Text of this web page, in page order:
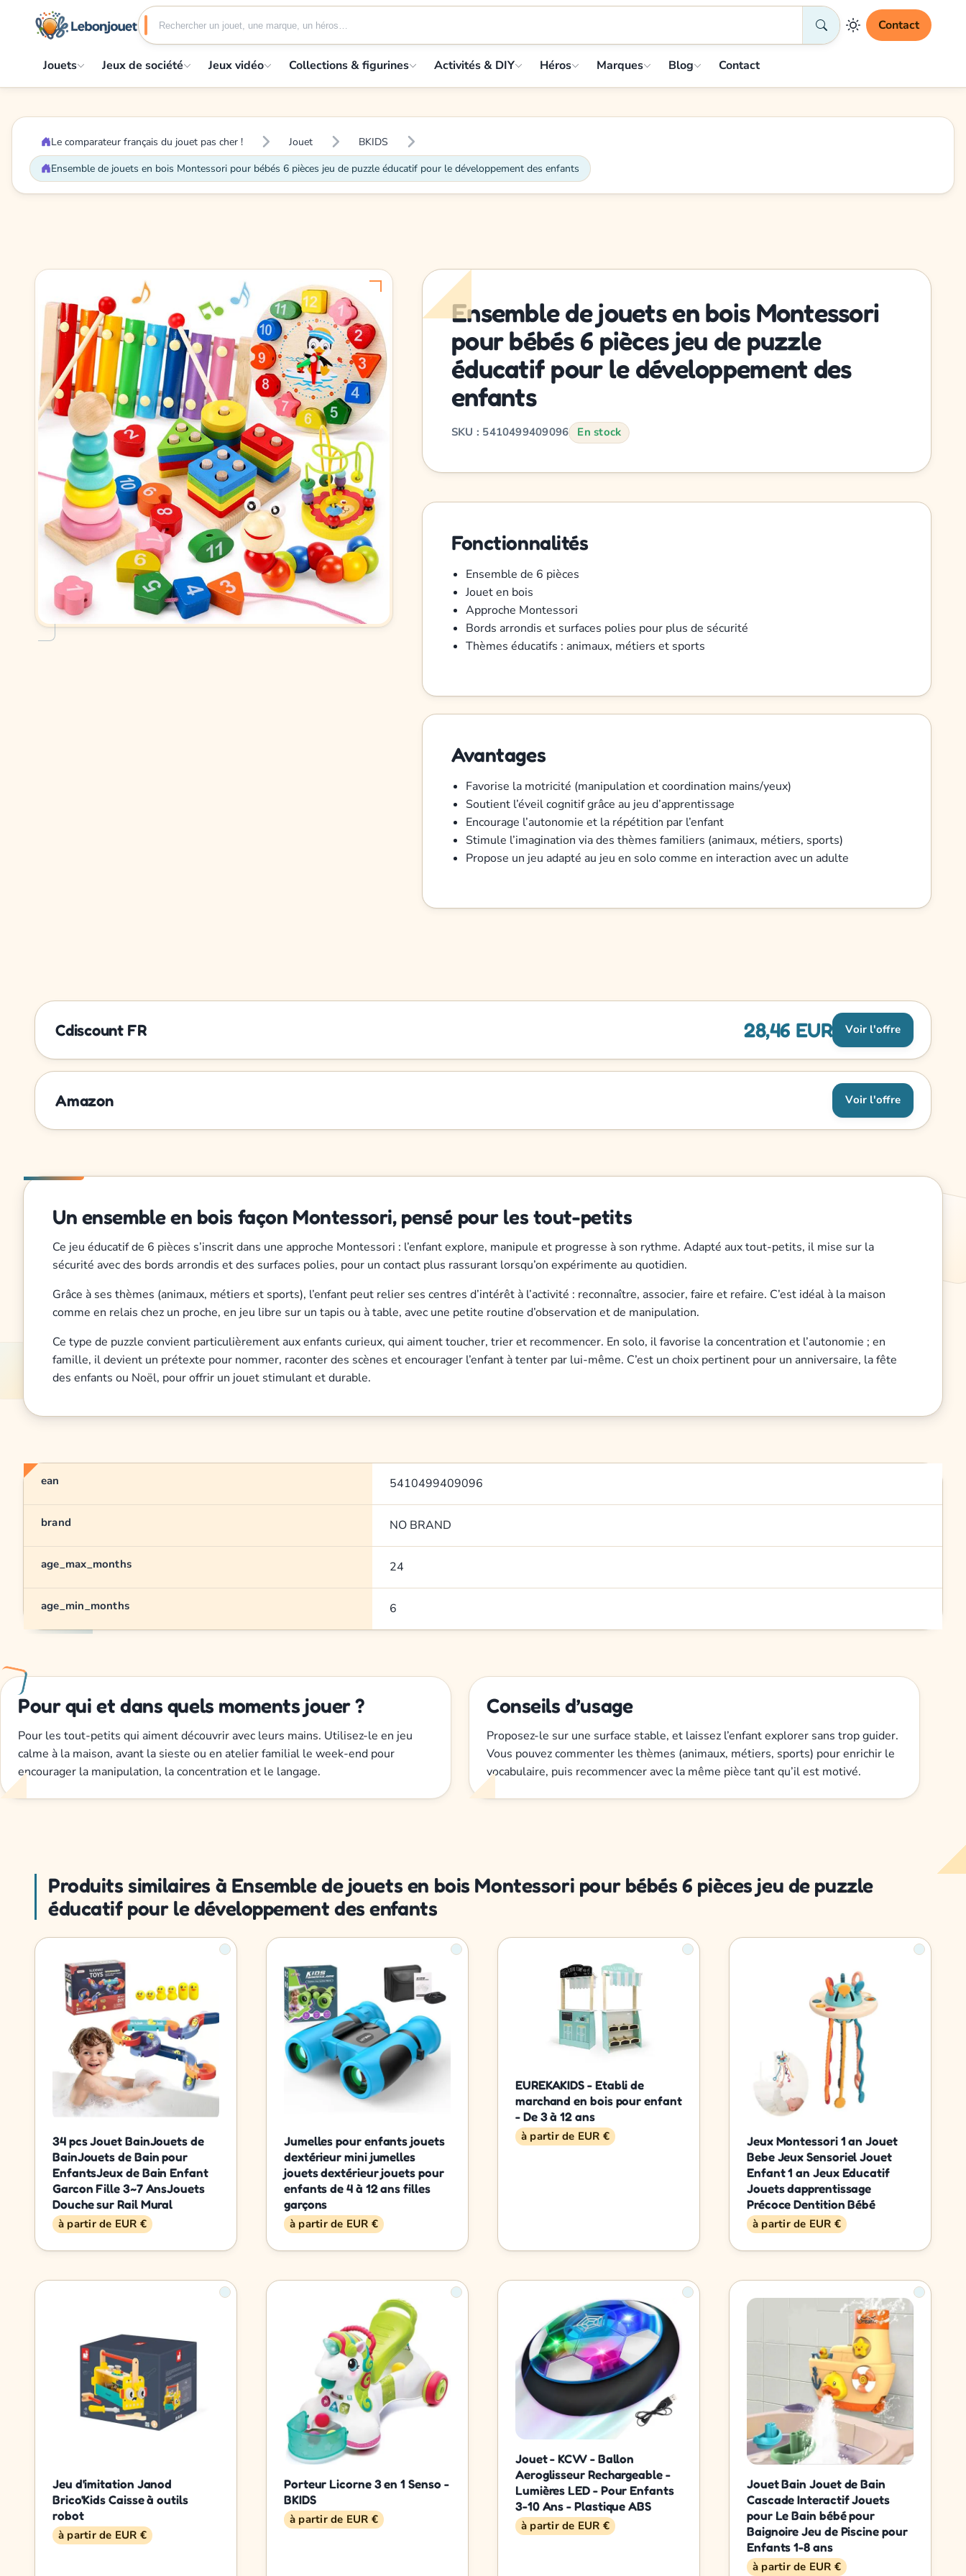
Contact
Jouets Jeux de société Jeux vidéo Collections & figurines Activités & DIY Héros Marques Blog Contact
Le comparateur français du jouet pas cher ! Jouet
BKIDS
Ensemble de jouets en bois Montessori pour bébés 6 pièces jeu de puzzle éducatif pour le développement des enfants
Ensemble de jouets en bois Montessori
pour bébés 6 pièces jeu de puzzle
éducatif pour le développement des
enfants
SKU : 5410499409096 En stock
Fonctionnalités
Ensemble de 6 pièces
Jouet en bois
Approche Montessori
Bords arrondis et surfaces polies pour plus de sécurité
Thèmes éducatifs : animaux, métiers et sports
Avantages
Favorise la motricité (manipulation et coordination mains/yeux)
Soutient l’éveil cognitif grâce au jeu d’apprentissage
Encourage l’autonomie et la répétition par l’enfant
Stimule l’imagination via des thèmes familiers (animaux, métiers, sports)
Propose un jeu adapté au jeu en solo comme en interaction avec un adulte
Cdiscount FR 28,46 EUR Voir l'offre
Amazon Voir l'offre
Un ensemble en bois façon Montessori, pensé pour les tout-petits
Ce jeu éducatif de 6 pièces s’inscrit dans une approche Montessori : l’enfant explore, manipule et progresse à son rythme. Adapté aux tout-petits, il mise sur la
sécurité avec des bords arrondis et des surfaces polies, pour un contact plus rassurant lorsqu’on expérimente au quotidien.
Grâce à ses thèmes (animaux, métiers et sports), l’enfant peut relier ses centres d’intérêt à l’activité : reconnaître, associer, faire et refaire. C’est idéal à la maison
comme en relais chez un proche, en jeu libre sur un tapis ou à table, avec une petite routine d’observation et de manipulation.
Ce type de puzzle convient particulièrement aux enfants curieux, qui aiment toucher, trier et recommencer. En solo, il favorise la concentration et l’autonomie ; en
famille, il devient un prétexte pour nommer, raconter des scènes et encourager l’enfant à tenter par lui-même. C’est un choix pertinent pour un anniversaire, la fête
des enfants ou Noël, pour offrir un jouet stimulant et durable.
ean 5410499409096
brand NO BRAND
age_max_months 24
age_min_months 6
Pour qui et dans quels moments jouer ?
Pour les tout-petits qui aiment découvrir avec leurs mains. Utilisez-le en jeu
calme à la maison, avant la sieste ou en atelier familial le week-end pour
encourager la manipulation, la concentration et le langage.
Conseils d’usage
Proposez-le sur une surface stable, et laissez l’enfant explorer sans trop guider.
Vous pouvez commenter les thèmes (animaux, métiers, sports) pour enrichir le
vocabulaire, puis recommencer avec la même pièce tant qu’il est motivé.
Produits similaires à Ensemble de jouets en bois Montessori pour bébés 6 pièces jeu de puzzle
éducatif pour le développement des enfants
34 pcs Jouet BainJouets de
BainJouets de Bain pour
EnfantsJeux de Bain Enfant
Garcon Fille 3~7 AnsJouets
Douche sur Rail Mural
à partir de EUR €
Jumelles pour enfants jouets
dextérieur mini jumelles
jouets dextérieur jouets pour
enfants de 4 à 12 ans filles
garçons
à partir de EUR €
EUREKAKIDS - Etabli de
marchand en bois pour enfant
- De 3 à 12 ans
à partir de EUR €
Jeux Montessori 1 an Jouet
Bebe Jeux Sensoriel Jouet
Enfant 1 an Jeux Educatif
Jouets dapprentissage
Précoce Dentition Bébé
à partir de EUR €
Jeu d'imitation Janod
Brico'Kids Caisse à outils
robot
à partir de EUR €
Porteur Licorne 3 en 1 Senso -
BKIDS
à partir de EUR €
Jouet - KCVV - Ballon
Aeroglisseur Rechargeable -
Lumières LED - Pour Enfants
3-10 Ans - Plastique ABS
à partir de EUR €
Jouet Bain Jouet de Bain
Cascade Interactif Jouets
pour Le Bain bébé pour
Baignoire Jeu de Piscine pour
Enfants 1-8 ans
à partir de EUR €